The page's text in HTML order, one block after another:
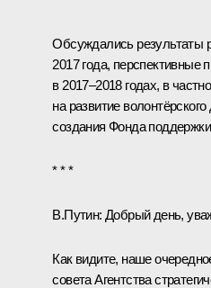
Обсуждались результаты
2017 года, перспективные
в 2017–2018 годах, в
на развитие
создания Фонда
* * *
В.Путин: Добрый день,
Как видите, наше
совета Агентства